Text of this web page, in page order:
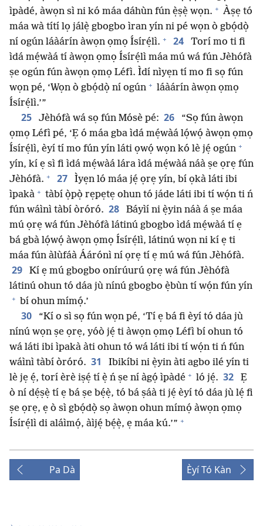
ìpàdé, àwọn sì ni kó máa dáhùn fún ẹ̀ṣẹ̀ wọn. + Àṣẹ tó
máa wà títí lọ jálẹ̀ gbogbo ìran yín ni pé wọn ò gbọ́dọ̀
ní ogún láàárín àwọn ọmọ Ísírẹ́lì. + 24
Torí mo ti fi
ìdá mẹ́wàá tí àwọn ọmọ Ísírẹ́lì máa mú wá fún Jèhófà
ṣe ogún fún àwọn ọmọ Léfì. Ìdí nìyẹn tí mo fi sọ fún
wọn pé, ‘Wọn ò gbọ́dọ̀ ní ogún + láàárín àwọn ọmọ
Ísírẹ́lì.’”
25 Jèhófà wá sọ fún Mósè pé: 26
“Sọ fún àwọn
ọmọ Léfì pé, ‘Ẹ ó máa gba ìdá mẹ́wàá lọ́wọ́ àwọn ọmọ
Ísírẹ́lì, èyí tí mo fún yín láti ọwọ́ wọn kó lè jẹ́ ogún +
yín, kí ẹ sì fi ìdá mẹ́wàá lára ìdá mẹ́wàá náà ṣe ọrẹ fún
Jèhófà. + 27
Ìyẹn ló máa jẹ́ ọrẹ yín, bí ọkà láti ibi
ìpakà + tàbí ọ̀pọ̀ rẹpẹtẹ ohun tó jáde láti ibi tí wọ́n ti ń
fún wáìnì tàbí òróró. 28
Báyìí ni ẹ̀yin náà á ṣe máa
mú ọrẹ wá fún Jèhófà látinú gbogbo ìdá mẹ́wàá tí ẹ
bá gbà lọ́wọ́ àwọn ọmọ Ísírẹ́lì, látinú wọn ni kí ẹ ti
máa fún àlùfáà Áárónì ní ọrẹ tí ẹ mú wá fún Jèhófà.
29
Kí ẹ mú gbogbo onírúurú ọrẹ wá fún Jèhófà
látinú ohun tó dáa jù nínú gbogbo ẹ̀bùn tí wọ́n fún yín
+ bí ohun mímọ́.’
30
“Kí o sì sọ fún wọn pé, ‘Tí ẹ bá fi èyí tó dáa jù
nínú wọn ṣe ọrẹ, yóò jẹ́ ti àwọn ọmọ Léfì bí ohun tó
wá láti ibi ìpakà àti ohun tó wá láti ibi tí wọ́n ti ń fún
wáìnì tàbí òróró. 31
Ibikíbi ni ẹ̀yin àti agbo ilé yín ti
lè jẹ ẹ́, torí èrè iṣẹ́ tí ẹ̀ ń ṣe ní àgọ́ ìpàdé + ló jẹ́. 32
Ẹ
ò ní dẹ́ṣẹ̀ tí ẹ bá ṣe bẹ́ẹ̀, tó bá ṣáà ti jẹ́ èyí tó dáa jù lẹ́ fi
ṣe ọrẹ, ẹ ò sì gbọ́dọ̀ sọ àwọn ohun mímọ́ àwọn ọmọ
Ísírẹ́lì di aláìmọ́, àìjẹ́ bẹ́ẹ̀, ẹ máa kú.’” +
Pa Dà Èyí Tó Kàn